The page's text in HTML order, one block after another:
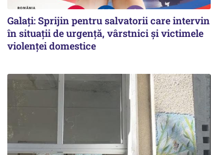
Galați: Sprijin pentru salvatorii care intervin
în situații de urgență, vârstnici și victimele
violenței domestice